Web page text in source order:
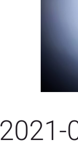
2021-